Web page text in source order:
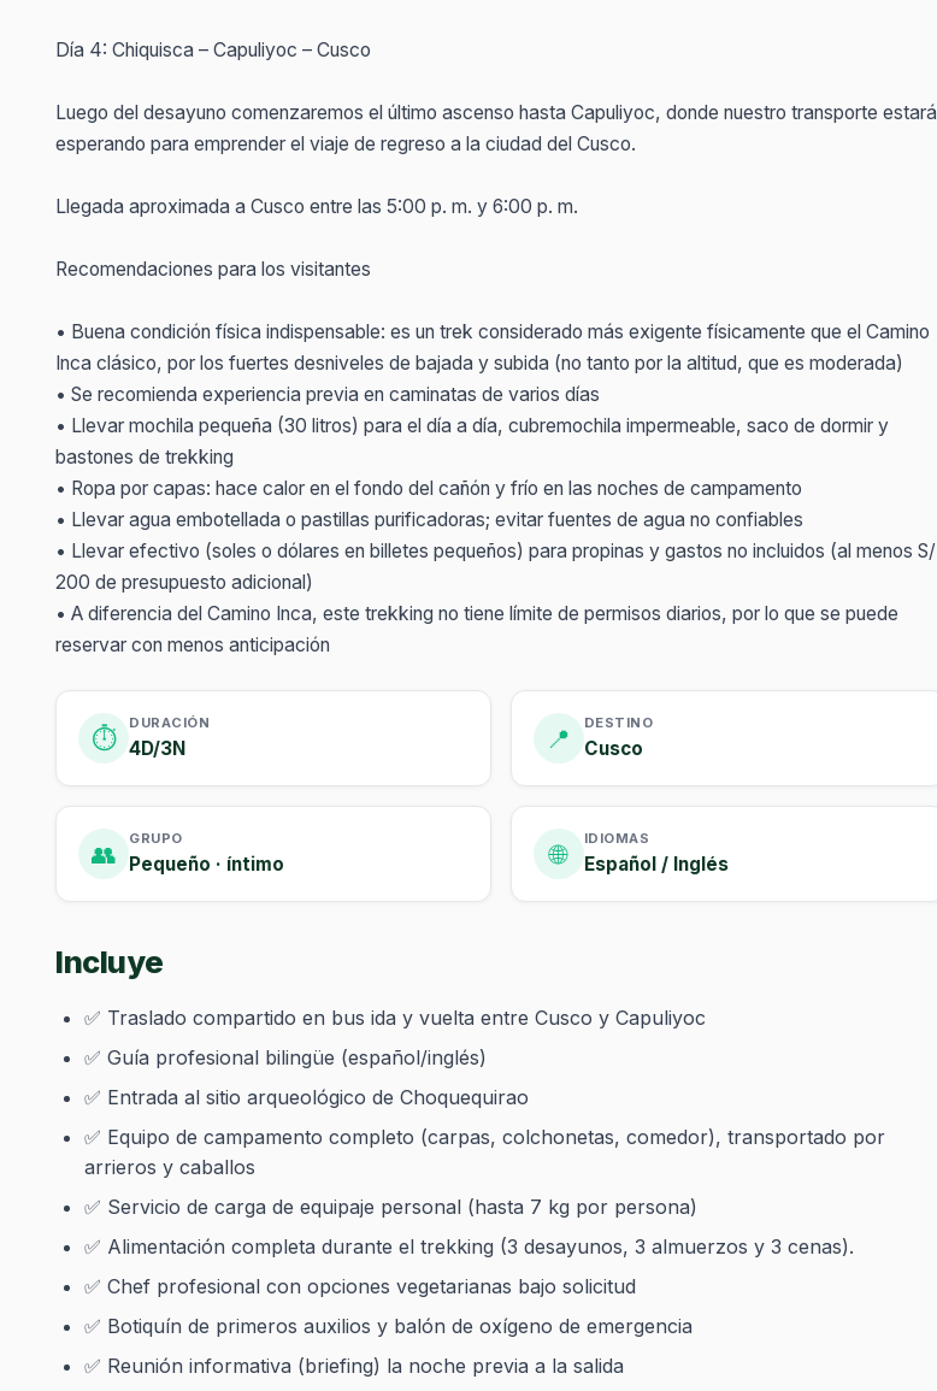
Día 4: Chiquisca – Capuliyoc – Cusco
Luego del desayuno comenzaremos el último ascenso hasta Capuliyoc, donde nuestro transporte estará
esperando para emprender el viaje de regreso a la ciudad del Cusco.
Llegada aproximada a Cusco entre las 5:00 p. m. y 6:00 p. m.
Recomendaciones para los visitantes
• Buena condición física indispensable: es un trek considerado más exigente físicamente que el Camino
Inca clásico, por los fuertes desniveles de bajada y subida (no tanto por la altitud, que es moderada)
• Se recomienda experiencia previa en caminatas de varios días
• Llevar mochila pequeña (30 litros) para el día a día, cubremochila impermeable, saco de dormir y
bastones de trekking
• Ropa por capas: hace calor en el fondo del cañón y frío en las noches de campamento
• Llevar agua embotellada o pastillas purificadoras; evitar fuentes de agua no confiables
• Llevar efectivo (soles o dólares en billetes pequeños) para propinas y gastos no incluidos (al menos S/
200 de presupuesto adicional)
• A diferencia del Camino Inca, este trekking no tiene límite de permisos diarios, por lo que se puede
reservar con menos anticipación
⏱️
DURACIÓN
4D/3N 📍
DESTINO
Cusco
👥
GRUPO
Pequeño · íntimo 🌐
IDIOMAS
Español / Inglés
Incluye
✅ Traslado compartido en bus ida y vuelta entre Cusco y Capuliyoc
✅ Guía profesional bilingüe (español/inglés)
✅ Entrada al sitio arqueológico de Choquequirao
✅ Equipo de campamento completo (carpas, colchonetas, comedor), transportado por
arrieros y caballos
✅ Servicio de carga de equipaje personal (hasta 7 kg por persona)
✅ Alimentación completa durante el trekking (3 desayunos, 3 almuerzos y 3 cenas).
✅ Chef profesional con opciones vegetarianas bajo solicitud
✅ Botiquín de primeros auxilios y balón de oxígeno de emergencia
✅ Reunión informativa (briefing) la noche previa a la salida